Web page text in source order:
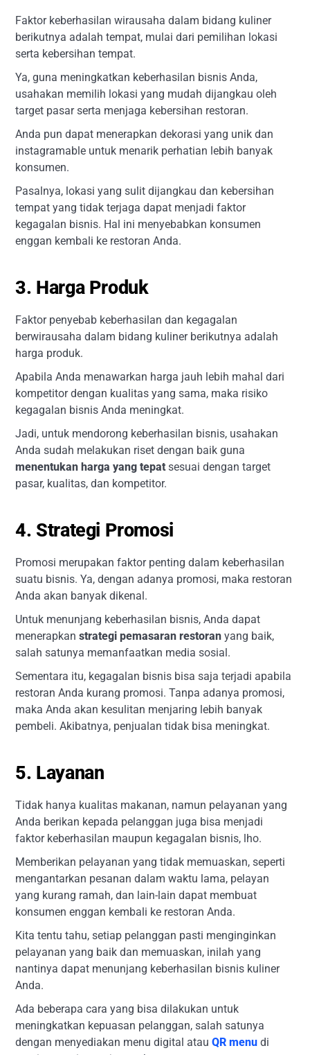
Faktor keberhasilan wirausaha dalam bidang kuliner
berikutnya adalah tempat, mulai dari pemilihan lokasi
serta kebersihan tempat.
Ya, guna meningkatkan keberhasilan bisnis Anda,
usahakan memilih lokasi yang mudah dijangkau oleh
target pasar serta menjaga kebersihan restoran.
Anda pun dapat menerapkan dekorasi yang unik dan
instagramable untuk menarik perhatian lebih banyak
konsumen.
Pasalnya, lokasi yang sulit dijangkau dan kebersihan
tempat yang tidak terjaga dapat menjadi faktor
kegagalan bisnis. Hal ini menyebabkan konsumen
enggan kembali ke restoran Anda.
3. Harga Produk
Faktor penyebab keberhasilan dan kegagalan
berwirausaha dalam bidang kuliner berikutnya adalah
harga produk.
Apabila Anda menawarkan harga jauh lebih mahal dari
kompetitor dengan kualitas yang sama, maka risiko
kegagalan bisnis Anda meningkat.
Jadi, untuk mendorong keberhasilan bisnis, usahakan
Anda sudah melakukan riset dengan baik guna
menentukan harga yang tepatsesuai dengan target
pasar, kualitas, dan kompetitor.
4. Strategi Promosi
Promosi merupakan faktor penting dalam keberhasilan
suatu bisnis. Ya, dengan adanya promosi, maka restoran
Anda akan banyak dikenal.
Untuk menunjang keberhasilan bisnis, Anda dapat
menerapkanstrategi pemasaran restoran yang baik,
salah satunya memanfaatkan media sosial.
Sementara itu, kegagalan bisnis bisa saja terjadi apabila
restoran Anda kurang promosi. Tanpa adanya promosi,
maka Anda akan kesulitan menjaring lebih banyak
pembeli. Akibatnya, penjualan tidak bisa meningkat.
5. Layanan
Tidak hanya kualitas makanan, namun pelayanan yang
Anda berikan kepada pelanggan juga bisa menjadi
faktor keberhasilan maupun kegagalan bisnis, lho.
Memberikan pelayanan yang tidak memuaskan, seperti
mengantarkan pesanan dalam waktu lama, pelayan
yang kurang ramah, dan lain-lain dapat membuat
konsumen enggan kembali ke restoran Anda.
Kita tentu tahu, setiap pelanggan pasti menginginkan
pelayanan yang baik dan memuaskan, inilah yang
nantinya dapat menunjang keberhasilan bisnis kuliner
Anda.
Ada beberapa cara yang bisa dilakukan untuk
meningkatkan kepuasan pelanggan, salah satunya
dengan menyediakan menu digital atauQR menu di